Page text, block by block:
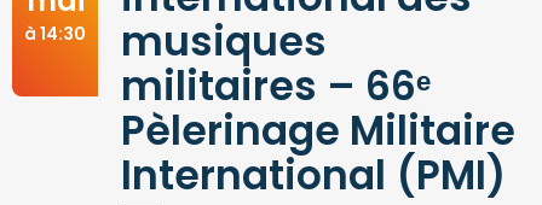
à 14:30 musiques
militaires – 66ᵉ
Pèlerinage Militaire
International (PMI)